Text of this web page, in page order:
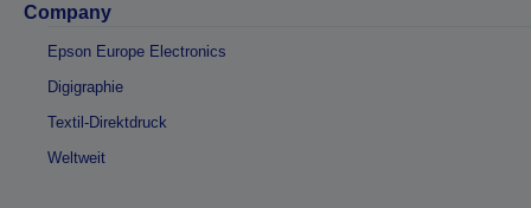
Company
Epson Europe Electronics
Digigraphie
Textil-Direktdruck
Weltweit